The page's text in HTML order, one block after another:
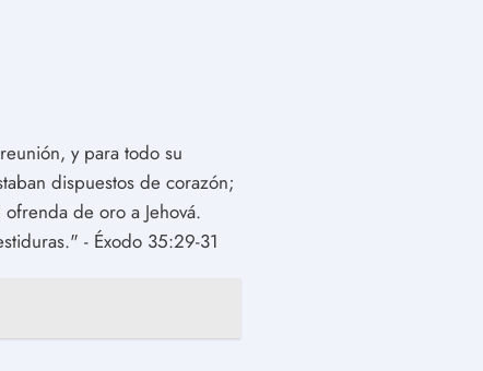
y para todo su
dispuestos de corazón;
de oro a Jehová.
- Éxodo 35:29-31